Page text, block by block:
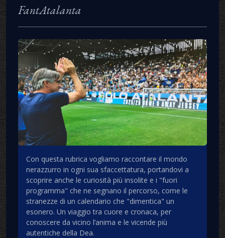
FantAtalanta
Con questa rubrica vogliamo raccontare il mondo
nerazzurro in ogni sua sfaccettatura, portandovi a
scoprire anche le curiosità più insolite e i "fuori
programma" che ne segnano il percorso, come le
stranezze di un calendario che "dimentica" un
esonero. Un viaggio tra cuore e cronaca, per
conoscere da vicino l’anima e le vicende più
autentiche della Dea.